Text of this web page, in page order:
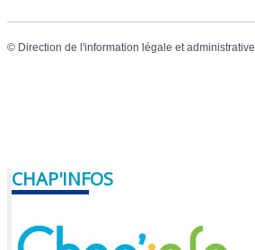
© Direction de l'information légale et administrative
CHAP'INFOS